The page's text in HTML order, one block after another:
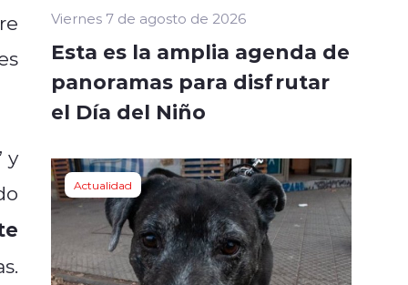
y
Viernes 7 de agosto de 2026
Esta es la amplia agenda de
panoramas para disfrutar
el Día del Niño
Actualidad